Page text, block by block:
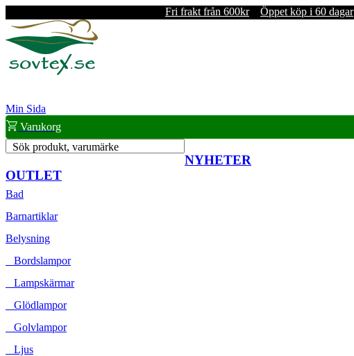
Fri frakt från 600kr Öppet köp i 60 dagar
Min Sida
Varukorg
Sök produkt, varumärke
NYHETER
OUTLET
Bad
Barnartiklar
Belysning
Bordslampor
Lampskärmar
Glödlampor
Golvlampor
Ljus